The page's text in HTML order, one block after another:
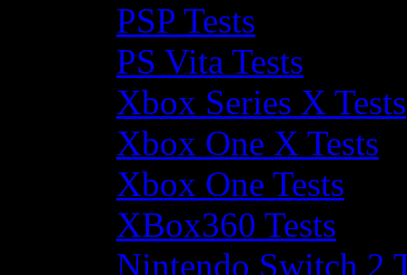
PSP Tests
PS Vita Tests
Xbox Series X Tests
Xbox One X Tests
Xbox One Tests
XBox360 Tests
Nintendo Switch 2